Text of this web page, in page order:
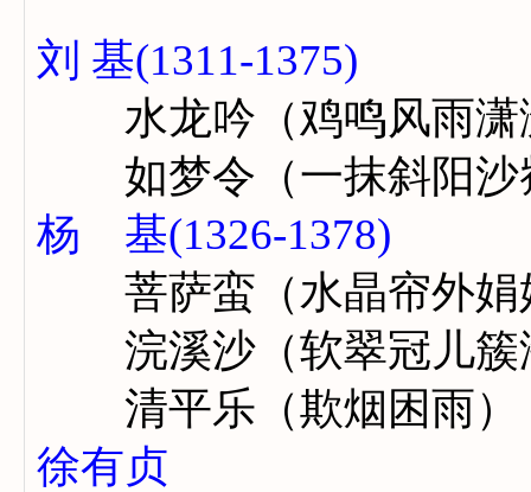
刘 基(1311-1375)
水龙吟（鸡鸣风雨潇
如梦令（一抹斜阳沙
杨 基(1326-1378)
菩萨蛮（水晶帘外娟
浣溪沙（软翠冠儿簇
清平乐（欺烟困雨）
徐有贞